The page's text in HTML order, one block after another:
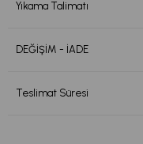
Yıkama Talimatı
DEĞİŞİM - İADE
Teslimat Süresi